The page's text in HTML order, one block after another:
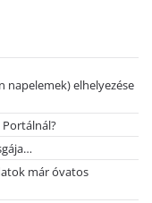
napelemek) elhelyezése
már óvatos